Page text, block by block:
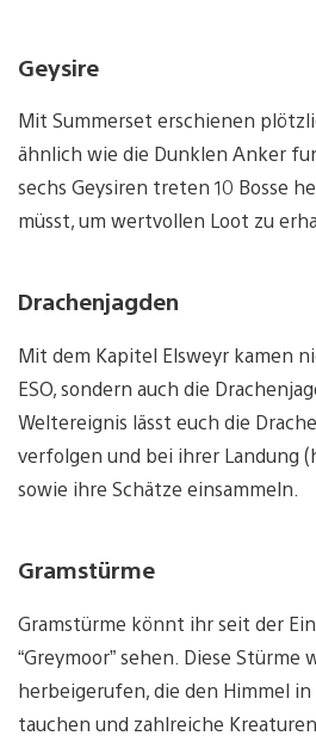
Geysire
Mit Summerset erschienen
ähnlich wie die Dunklen Anker
sechs Geysiren treten 10 Bosse
müsst, um wertvollen Loot zu
Drachenjagden
Mit dem Kapitel Elsweyr kamen
ESO, sondern auch die
Weltereignis lässt euch die
verfolgen und bei ihrer Landung
sowie ihre Schätze einsammeln.
Gramstürme
Gramstürme könnt ihr seit der
“Greymoor” sehen. Diese Stürme
herbeigerufen, die den Himmel
tauchen und zahlreiche